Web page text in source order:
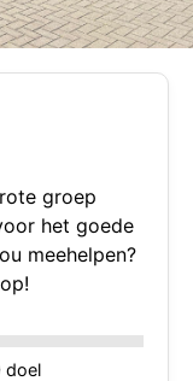
groep
het goede
meehelpen?
doel